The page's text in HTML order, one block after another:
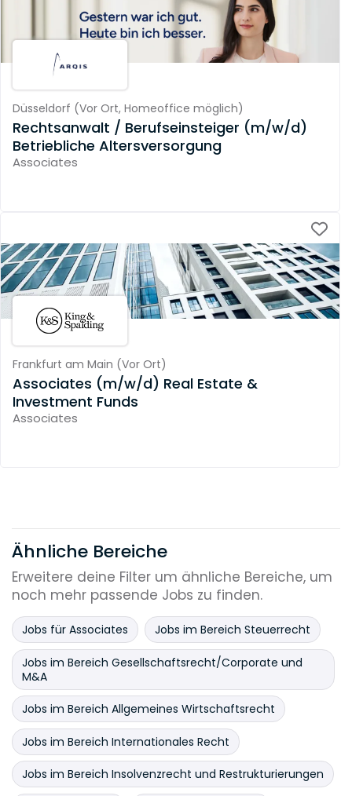
Düsseldorf (Vor Ort, Homeoffice möglich)
Rechtsanwalt / Berufseinsteiger (m/w/d)
Betriebliche Altersversorgung
Associates
Frankfurt am Main (Vor Ort)
Associates (m/w/d) Real Estate &
Investment Funds
Associates
Ähnliche Bereiche
Erweitere deine Filter um ähnliche Bereiche, um
noch mehr passende Jobs zu finden.
Jobs für Associates Jobs im Bereich Steuerrecht
Jobs im Bereich Gesellschaftsrecht/Corporate und
M&A
Jobs im Bereich Allgemeines Wirtschaftsrecht
Jobs im Bereich Internationales Recht
Jobs im Bereich Insolvenzrecht und Restrukturierungen